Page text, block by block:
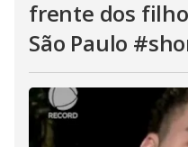
frente dos
São Paulo